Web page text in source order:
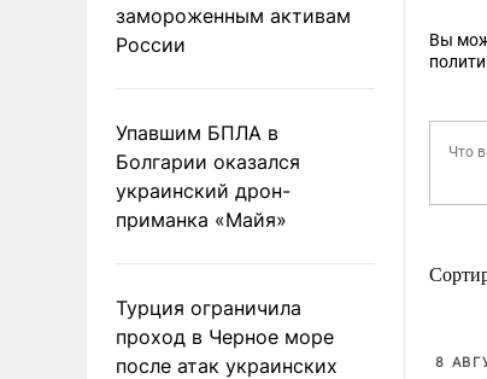
замороженным активам
России
Упавшим БПЛА в
Болгарии оказался
украинский дрон-
приманка «Майя»
Турция ограничила
проход в Черное море
после атак украинских
Вы
8